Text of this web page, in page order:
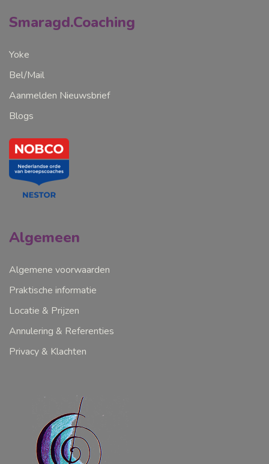
Smaragd.Coaching
Yoke
Bel/Mail
Aanmelden Nieuwsbrief
Blogs
Algemeen
Algemene voorwaarden
Praktische informatie
Locatie & Prijzen
Annulering & Referenties
Privacy & Klachten